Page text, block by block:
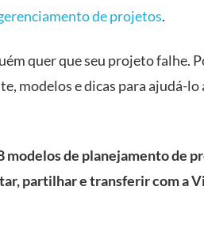
de projetos.
quer que seu projeto falhe.
modelos e dicas para ajudá-lo
modelos de planejamento de
partilhar e transferir com a